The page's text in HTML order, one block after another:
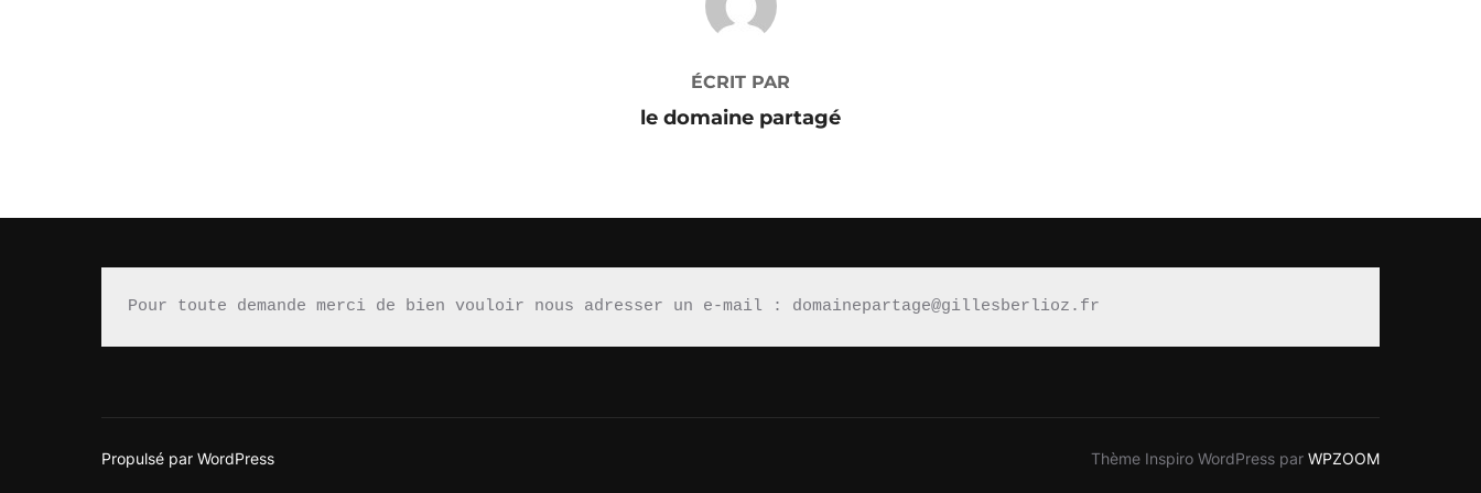
ÉCRIT PAR
le domaine partagé
Pour toute demande merci de bien vouloir nous adresser un e-mail : domainepartage@gillesberlioz.fr
Propulsé par WordPress Thème Inspiro WordPress par WPZOOM